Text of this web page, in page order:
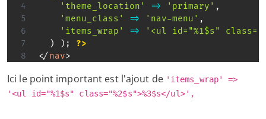
'theme_location'
=> 'primary' ,
'menu_class'
=> 'nav-menu' ,
'items_wrap'
=>
'<ul id="%1$s"
)
) ;
?>
</nav>
Ici le point important est l'ajout de 'items_wrap' =>
'<ul id="%1$s" class="%2$s">%3$s</ul>',